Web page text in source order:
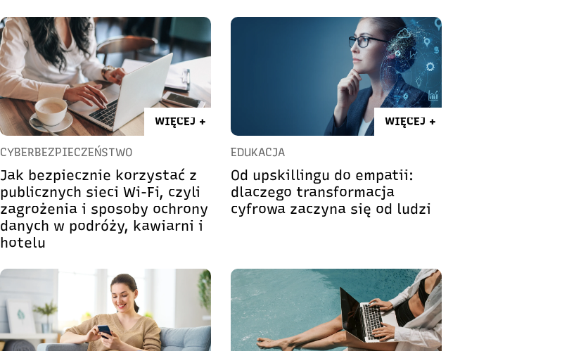
WIĘCEJ +
CYBERBEZPIECZEŃSTWO
Jak bezpiecznie korzystać z
publicznych sieci Wi-Fi, czyli
zagrożenia i sposoby ochrony
danych w podróży, kawiarni i
hotelu
WIĘCEJ +
EDUKACJA
Od upskillingu do empatii:
dlaczego transformacja
cyfrowa zaczyna się od ludzi